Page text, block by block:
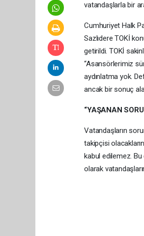
vatandaşlarla bir
Cumhuriyet Halk
Sazlıdere TOKİ
getirildi. TOKİ
“Asansörlerimiz
aydınlatma yok.
ancak bir sonuç
“YAŞANAN
Vatandaşların
takipçisi
kabul edilemez.
olarak